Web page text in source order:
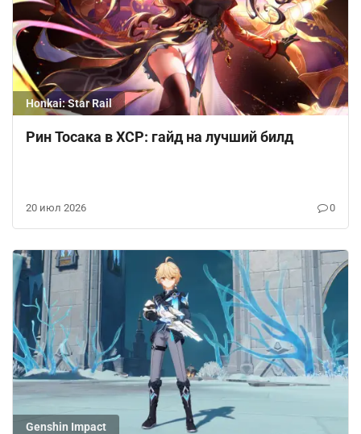
Honkai: Star Rail
Рин Тосака в ХСР: гайд на лучший билд
20 июл 2026 0
Genshin Impact